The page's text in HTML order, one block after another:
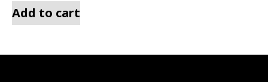
Add to cart